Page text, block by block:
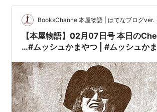
ちゃん本舗) 初めて購入する品 …
BooksChannel本屋物語 | はてなブログver.
【本屋物語】02月07日号 本日の
…#ムッシュかまやつ | #ムッシュか